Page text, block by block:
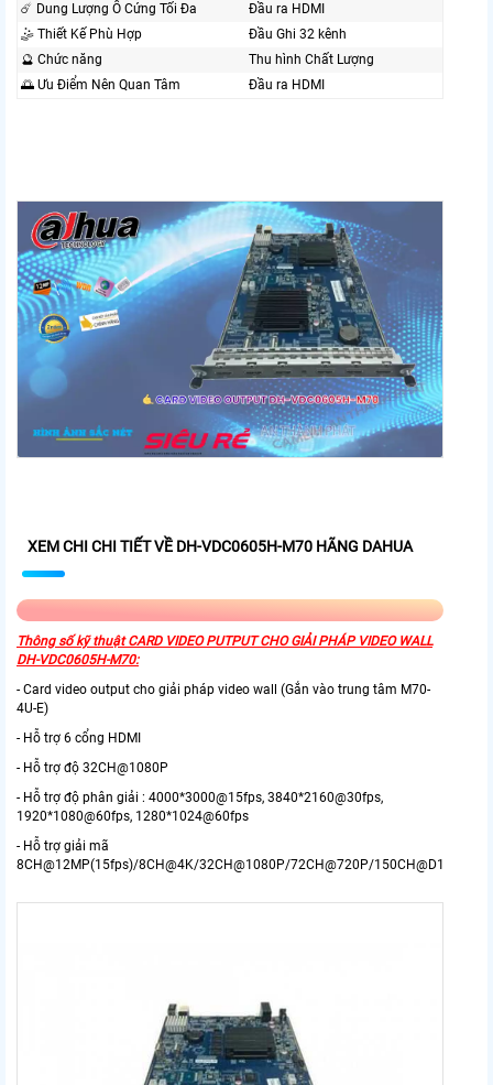
☄️ Dung Lượng Ổ Cứng Tối Đa
Đầu ra HDMI
🤹 Thiết Kế Phù Hợp
Đầu Ghi 32 kênh
🔮 Chức năng
Thu hình Chất Lượng
🌅 Ưu Điểm Nên Quan Tâm
Đầu ra HDMI
XEM CHI CHI TIẾT VỀ DH-VDC0605H-M70 HÃNG DAHUA
Thông số kỹ thuật CARD VIDEO PUTPUT CHO GIẢI PHÁP VIDEO WALL
DH-VDC0605H-M70:
- Card video output cho giải pháp video wall (Gắn vào trung tâm M70-
4U-E)
- Hỗ trợ 6 cổng HDMI
- Hỗ trợ độ 32CH@1080P
- Hỗ trợ độ phân giải : 4000*3000@15fps, 3840*2160@30fps,
1920*1080@60fps, 1280*1024@60fps
- Hỗ trợ giải mã
8CH@12MP(15fps)/8CH@4K/32CH@1080P/72CH@720P/150CH@D1